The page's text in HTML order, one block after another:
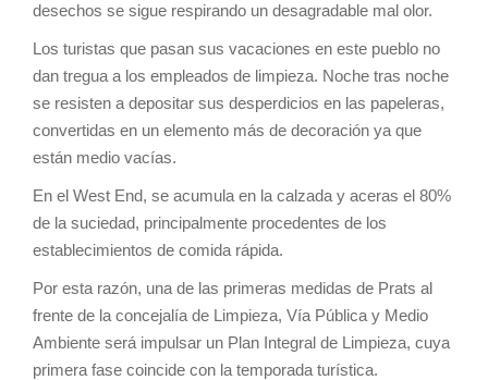
desechos se sigue respirando un desagradable mal olor.
Los turistas que pasan sus vacaciones en este pueblo no
dan tregua a los empleados de limpieza. Noche tras noche
se resisten a depositar sus desperdicios en las papeleras,
convertidas en un elemento más de decoración ya que
están medio vacías.
En el West End, se acumula en la calzada y aceras el 80%
de la suciedad, principalmente procedentes de los
establecimientos de comida rápida.
Por esta razón, una de las primeras medidas de Prats al
frente de la concejalía de Limpieza, Vía Pública y Medio
Ambiente será impulsar un Plan Integral de Limpieza, cuya
primera fase coincide con la temporada turística.